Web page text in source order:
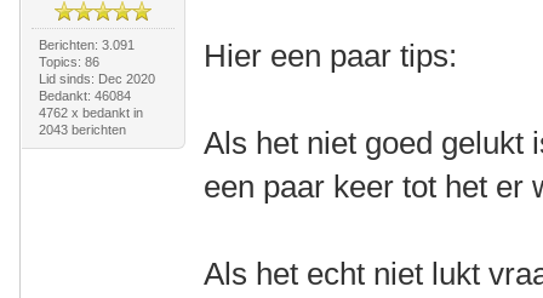
Berichten: 3.091
Topics: 86
Lid sinds: Dec 2020
Bedankt: 46084
4762 x bedankt in
2043 berichten
Hier een paar tips:
Als het niet goed gelukt
een paar keer tot het er
Als het echt niet lukt